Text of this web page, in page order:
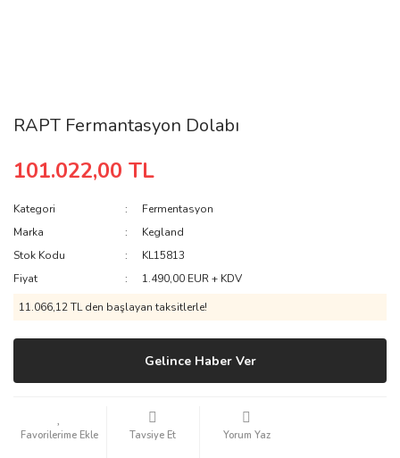
RAPT Fermantasyon Dolabı
101.022,00 TL
Kategori
Fermentasyon
Marka
Kegland
Stok Kodu
KL15813
Fiyat
1.490,00 EUR + KDV
11.066,12 TL den başlayan taksitlerle!
Gelince Haber Ver
Tavsiye Et Yorum Yaz